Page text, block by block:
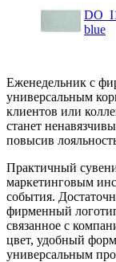
blue
Еженедельник с
универсальным
клиентов или
станет
повысив
Практичный
маркетинговым
события.
фирменный
связанное с
цвет, удобный
универсальным